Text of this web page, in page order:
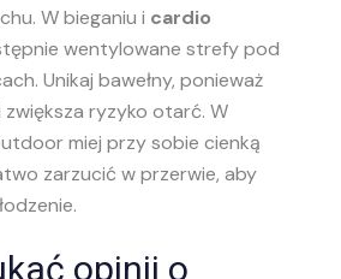
W bieganiu i cardio
wentylowane strefy pod
Unikaj bawełny, ponieważ
ryzyko otarć. W
miej przy sobie cienką
zarzucić w przerwie, aby
opinii o